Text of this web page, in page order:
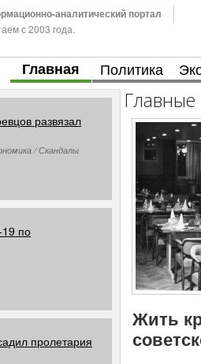
аналитический портал
с 2003 года.
Главная Политика
развязал
/ Скандалы
19 по
пролетария
Главные
Жить